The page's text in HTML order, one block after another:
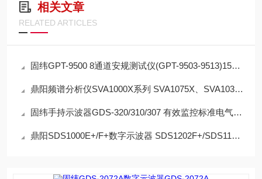
相关文章
RELATED ARTICLES
固纬GPT-9500 8通道安规测试仪(GPT-9503-9513)150VA测试容量 开路/短路检查
鼎阳频谱分析仪SVA1000X系列 SVA1075X、SVA1032X 多功能加持：5合1
固纬手持示波器GDS-320/310/307 有效监控标准电气参数
鼎阳SDS1000E+/F+数字示波器 SDS1202F+/SDS1122E+丰富测量类型 一键ZOOM